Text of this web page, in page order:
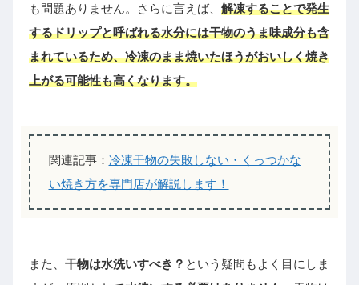
も問題ありません。さらに言えば、 解凍することで発生
するドリップと呼ばれる水分には干物のうま味成分も含
まれているため、冷凍のまま焼いたほうがおいしく焼き
上がる可能性も高くなります。
関連記事： 冷凍干物の失敗しない・くっつかな
い焼き方を専門店が解説します！
また、 干物は水洗いすべき？ という疑問もよく目にしま